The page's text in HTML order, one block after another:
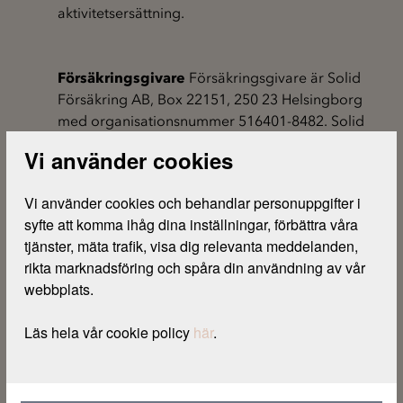
aktivitetsersättning.
Försäkringsgivare Försäkringsgivare är Solid
Försäkring AB, Box 22151, 250 23 Helsingborg
med organisationsnummer 516401-8482. Solid
Försäkringsförmedlare Försäkringsförmedlare
är Resurs Bank AB, Box 22209, 250 24
Helsingborg med organisationsnummer
516401-0208. Resurs Bank är registrerad
försäkringsförmedlare i
försäkringsförmedlarregistret som hålls
egenskap av försäkringsförmedlare under tillsyn
av Finansinspektionen.
Vi använder cookies
Vi använder cookies och behandlar personuppgifter i
syfte att komma ihåg dina inställningar, förbättra våra
tjänster, mäta trafik, visa dig relevanta meddelanden,
rikta marknadsföring och spåra din användning av vår
webbplats.
Läs hela vår cookie policy här.